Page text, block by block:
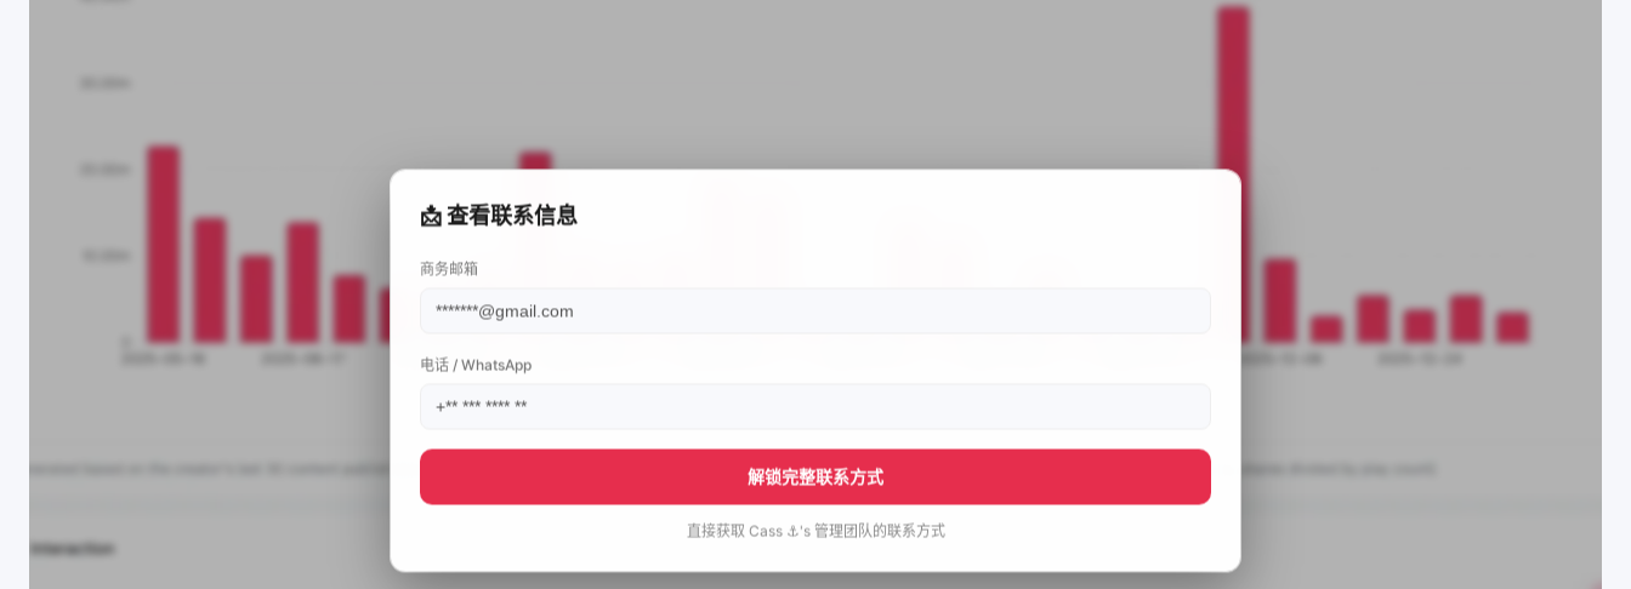
📩 查看联系信息
商务邮箱
电话 / WhatsApp
解锁完整联系方式
直接获取 Cass ⚓️'s 管理团队的联系方式